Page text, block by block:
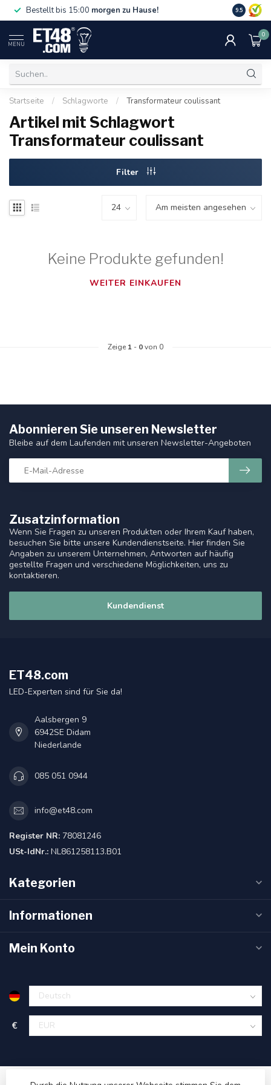
Bestellt bis 15:00 morgen zu Hause! 75 €. Nur
9.5
MENU
0
Startseite / Schlagworte / Transformateur coulissant
Artikel mit Schlagwort
Transformateur coulissant
Filter
Keine Produkte gefunden!
WEITER EINKAUFEN
Zeige 1 - 0von 0
Zusatzinformation
Wenn Sie Fragen zu unseren Produkten oder Ihrem Kauf haben,
besuchen Sie bitte unsere Kundendienstseite. Hier finden Sie
Angaben zu unserem Unternehmen, Antworten auf häufig
gestellte Fragen und verschiedene Möglichkeiten, uns zu
kontaktieren.
Kundendienst
Abonnieren Sie unseren Newsletter
Bleibe auf dem Laufenden mit unseren Newsletter-Angeboten
ET48.com
LED-Experten sind für Sie da!
Aalsbergen 9
6942SE Didam
Niederlande
085 051 0944
info@et48.com
Register NR: 78081246
USt-IdNr.: NL861258113.B01
Kategorien
Informationen
Mein Konto
€